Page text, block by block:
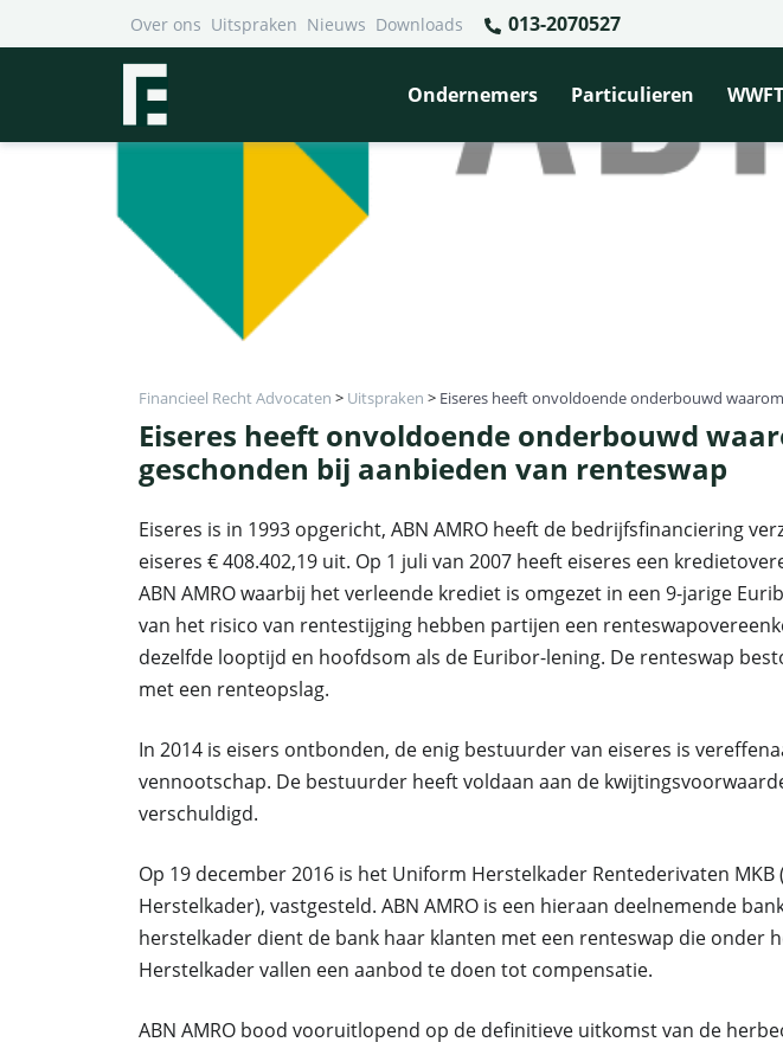
Over ons Uitspraken Nieuws Downloads 013-2070527
Ondernemers Particulieren WWFT
Financieel Recht Advocaten > Uitspraken > Eiseres heeft onvoldoende onderbouwd
Eiseres heeft onvoldoende onderbouwd
geschonden bij aanbieden van renteswap
Eiseres is in 1993 opgericht, ABN AMRO heeft de bedrijfsfinanciering
eiseres € 408.402,19 uit. Op 1 juli van 2007 heeft eiseres een
ABN AMRO waarbij het verleende krediet is omgezet in een 9-jarige
van het risico van rentestijging hebben partijen een
dezelfde looptijd en hoofdsom als de Euribor-lening. De renteswap
met een renteopslag.
In 2014 is eisers ontbonden, de enig bestuurder van eiseres is
vennootschap. De bestuurder heeft voldaan aan de
verschuldigd.
Op 19 december 2016 is het Uniform Herstelkader Rentederivaten MKB
Herstelkader), vastgesteld. ABN AMRO is een hieraan deelnemende
herstelkader dient de bank haar klanten met een renteswap die onder
Herstelkader vallen een aanbod te doen tot compensatie.
ABN AMRO bood vooruitlopend op de definitieve uitkomst van de